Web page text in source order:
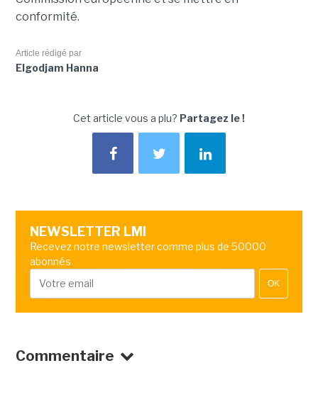
conformité.
Article rédigé par
Elgodjam Hanna
Cet article vous a plu? Partagez le !
NEWSLETTER LMI
Recevez notre newsletter comme plus de 50000
abonnés
OK
Commentaire